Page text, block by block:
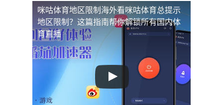
咪咕体育地区限制 海外看咪咕体育总提示
地区限制？这篇指南帮你解锁所有国内体
育直播